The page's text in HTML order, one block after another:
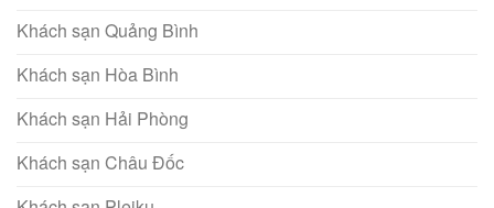
Khách sạn Quảng Bình
Khách sạn Hòa Bình
Khách sạn Hải Phòng
Khách sạn Châu Đốc